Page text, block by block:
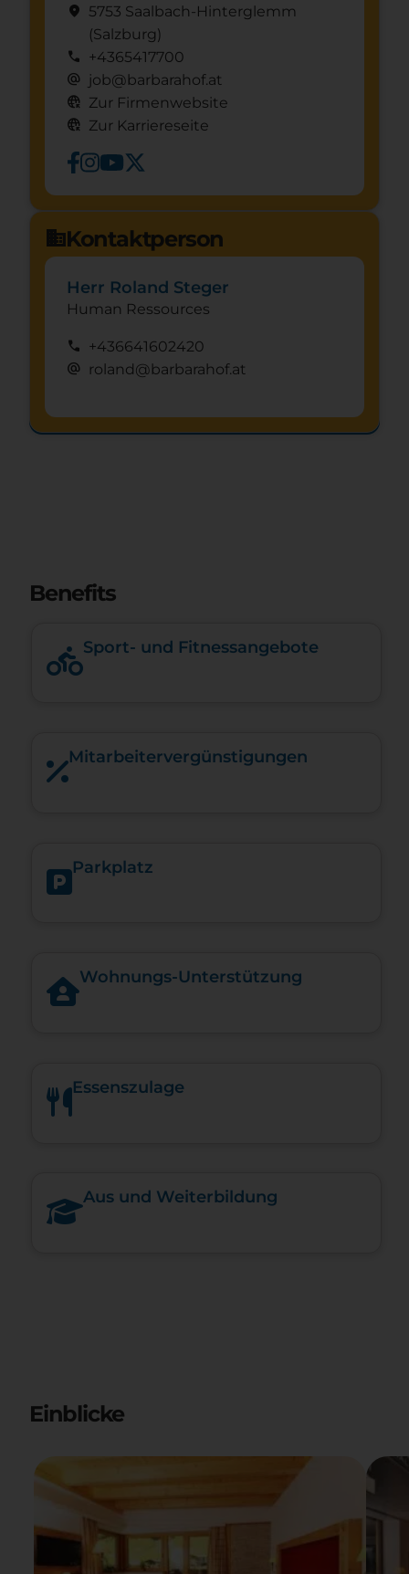
location_on 5753 Saalbach-Hinterglemm
(Salzburg)
call +4365417700
alternate_email job@barbarahof.at
captive_portal Zur Firmenwebsite
captive_portal Zur Karriereseite
domainKontaktperson
Herr Roland Steger
Human Ressources
call +436641602420
alternate_email roland@barbarahof.at
Benefits
Sport- und Fitnessangebote
Mitarbeiter­vergünstigungen
Parkplatz
Woh­nungs-​Un­ter­stüt­zung
Essenszulage
Aus und Weiterbildung
Einblicke